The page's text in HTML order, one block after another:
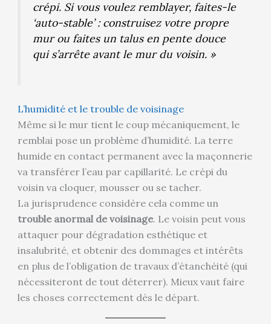
crépi. Si vous voulez remblayer, faites-le
‘auto-stable’ : construisez votre propre
mur ou faites un talus en pente douce
qui s’arrête avant le mur du voisin. »
L’humidité et le trouble de voisinage
Même si le mur tient le coup mécaniquement, le
remblai pose un problème d’humidité. La terre
humide en contact permanent avec la maçonnerie
va transférer l’eau par capillarité. Le crépi du
voisin va cloquer, mousser ou se tacher.
La jurisprudence considère cela comme un
trouble anormal de voisinage. Le voisin peut vous
attaquer pour dégradation esthétique et
insalubrité, et obtenir des dommages et intérêts
en plus de l’obligation de travaux d’étanchéité (qui
nécessiteront de tout déterrer). Mieux vaut faire
les choses correctement dès le départ.